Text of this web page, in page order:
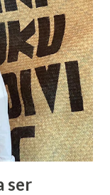
decisiones, así
Recalcó que
en materia
por eso es muy
vive una
ser